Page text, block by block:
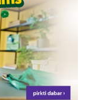
sumanių žaislų
gali būti
ir mergaičių.
patogiai
susidėlioti
temų,
patogi ir paprasta
kad LEGO